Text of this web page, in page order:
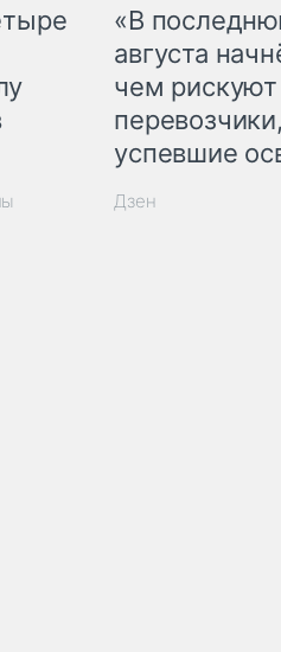
«В
августа
чем рискуют
успевшие
Дзен